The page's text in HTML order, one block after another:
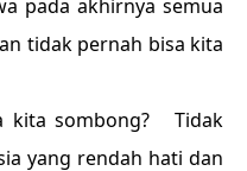
pada akhirnya semua
tidak pernah bisa kita
kita sombong? Tidak
yang rendah hati dan